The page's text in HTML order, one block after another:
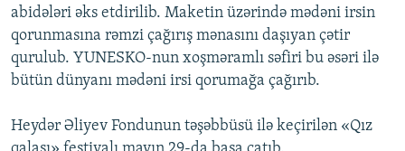
abidələri əks etdirilib. Maketin üzərində mədəni irsin
qorunmasına rəmzi çağırış mənasını daşıyan çətir
qurulub. YUNESKO-nun xoşməramlı səfiri bu əsəri ilə
bütün dünyanı mədəni irsi qorumağa çağırıb.
Heydər Əliyev Fondunun təşəbbüsü ilə keçirilən «Qız